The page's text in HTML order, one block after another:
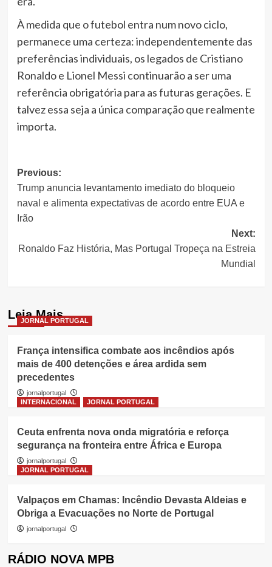
À medida que o futebol entra num novo ciclo,
permanece uma certeza: independentemente das
preferências individuais, os legados de Cristiano
Ronaldo e Lionel Messi continuarão a ser uma
referência obrigatória para as futuras gerações. E
talvez essa seja a única comparação que realmente
importa.
Post
navigation
Previous:
Trump anuncia levantamento imediato do bloqueio
naval e alimenta expectativas de acordo entre EUA e
Irão
Next:
Ronaldo Faz História, Mas Portugal Tropeça na Estreia
Mundial
Leia Mais
JORNAL PORTUGAL
França intensifica combate aos incêndios após
mais de 400 detenções e área ardida sem
precedentes
jornalportugal
INTERNACIONAL
JORNAL PORTUGAL
Ceuta enfrenta nova onda migratória e reforça
segurança na fronteira entre África e Europa
jornalportugal
JORNAL PORTUGAL
Valpaços em Chamas: Incêndio Devasta Aldeias e
Obriga a Evacuações no Norte de Portugal
jornalportugal
RÁDIO NOVA MPB